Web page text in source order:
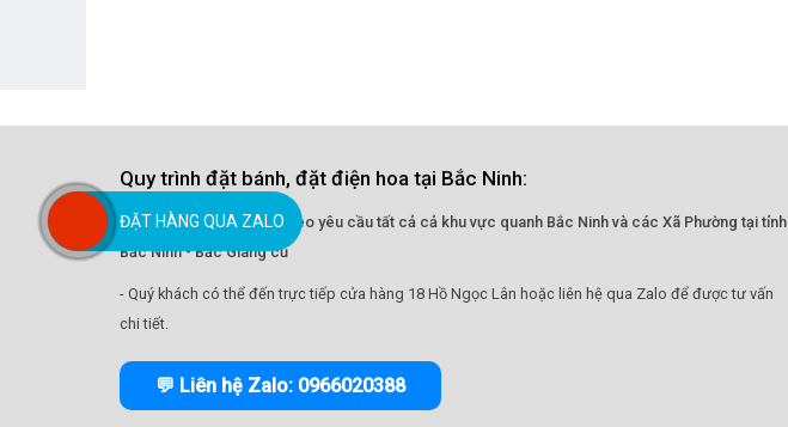
Quy trình đặt bánh, đặt điện hoa tại Bắc Ninh:
- Nhận giao hoa tận nơi theo yêu cầu tất cả cả khu vực quanh Bắc Ninh và các Xã Phường tại tỉnh
Bắc Ninh - Bắc Giang cũ
- Quý khách có thể đến trực tiếp cửa hàng 18 Hồ Ngọc Lân hoặc liên hệ qua Zalo để được tư vấn
chi tiết.
💬 Liên hệ Zalo: 0966020388
ĐẶT HÀNG QUA ZALO